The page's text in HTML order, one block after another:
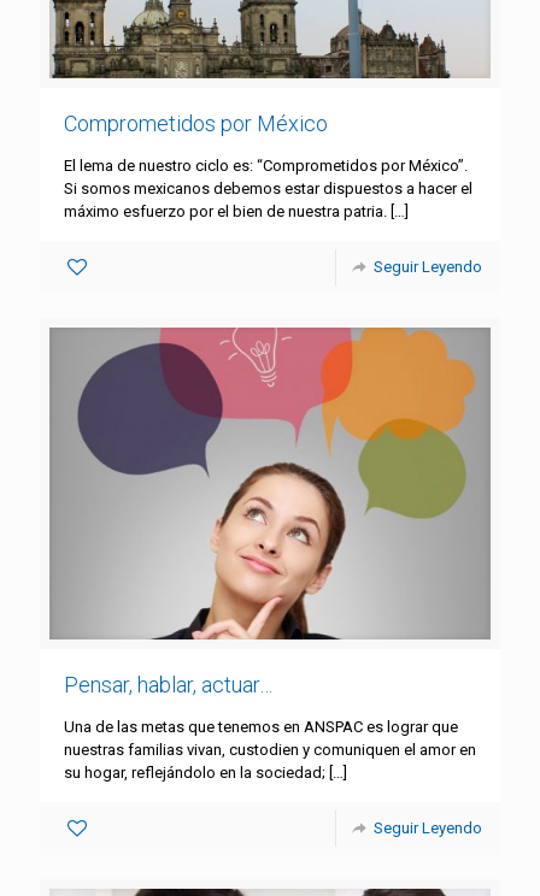
Comprometidos por México
El lema de nuestro ciclo es: “Comprometidos por México”.
Si somos mexicanos debemos estar dispuestos a hacer el
máximo esfuerzo por el bien de nuestra patria.
Seguir Leyendo
Pensar, hablar, actuar…
Una de las metas que tenemos en ANSPAC es lograr que
nuestras familias vivan, custodien y comuniquen el amor en
su hogar, reflejándolo en la sociedad; […]
Seguir Leyendo